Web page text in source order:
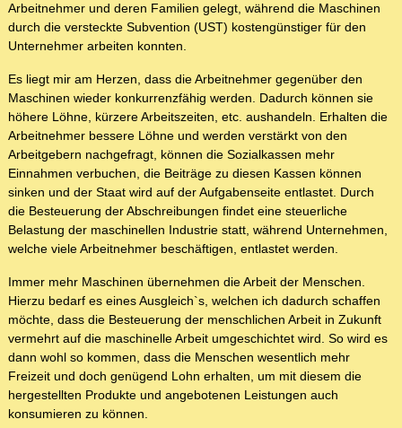
Arbeitnehmer und deren Familien gelegt, während die Maschinen
durch die versteckte Subvention (UST) kostengünstiger für den
Unternehmer arbeiten konnten.
Es liegt mir am Herzen, dass die Arbeitnehmer gegenüber den
Maschinen wieder konkurrenzfähig werden. Dadurch können sie
höhere Löhne, kürzere Arbeitszeiten, etc. aushandeln. Erhalten die
Arbeitnehmer bessere Löhne und werden verstärkt von den
Arbeitgebern nachgefragt, können die Sozialkassen mehr
Einnahmen verbuchen, die Beiträge zu diesen Kassen können
sinken und der Staat wird auf der Aufgabenseite entlastet. Durch
die Besteuerung der Abschreibungen findet eine steuerliche
Belastung der maschinellen Industrie statt, während Unternehmen,
welche viele Arbeitnehmer beschäftigen, entlastet werden.
Immer mehr Maschinen übernehmen die Arbeit der Menschen.
Hierzu bedarf es eines Ausgleich`s, welchen ich dadurch schaffen
möchte, dass die Besteuerung der menschlichen Arbeit in Zukunft
vermehrt auf die maschinelle Arbeit umgeschichtet wird. So wird es
dann wohl so kommen, dass die Menschen wesentlich mehr
Freizeit und doch genügend Lohn erhalten, um mit diesem die
hergestellten Produkte und angebotenen Leistungen auch
konsumieren zu können.